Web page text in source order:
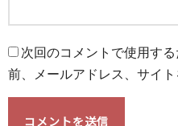
次回のコメントで使用す
前、メールアドレス、サイト